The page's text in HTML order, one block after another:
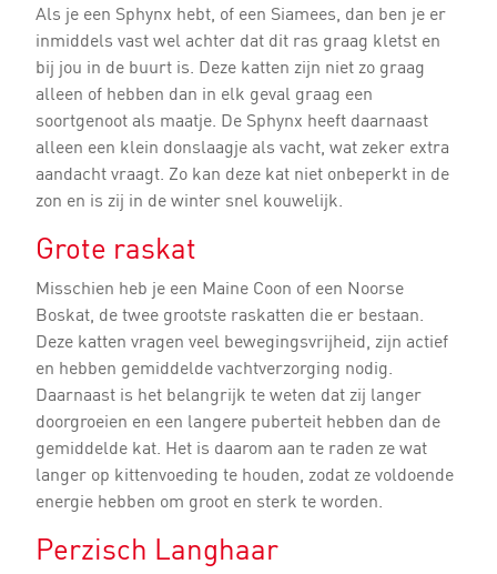
Als je een Sphynx hebt, of een Siamees, dan ben je er
inmiddels vast wel achter dat dit ras graag kletst en
bij jou in de buurt is. Deze katten zijn niet zo graag
alleen of hebben dan in elk geval graag een
soortgenoot als maatje. De Sphynx heeft daarnaast
alleen een klein donslaagje als vacht, wat zeker extra
aandacht vraagt. Zo kan deze kat niet onbeperkt in de
zon en is zij in de winter snel kouwelijk.
Grote raskat
Misschien heb je een Maine Coon of een Noorse
Boskat, de twee grootste raskatten die er bestaan.
Deze katten vragen veel bewegingsvrijheid, zijn actief
en hebben gemiddelde vachtverzorging nodig.
Daarnaast is het belangrijk te weten dat zij langer
doorgroeien en een langere puberteit hebben dan de
gemiddelde kat. Het is daarom aan te raden ze wat
langer op kittenvoeding te houden, zodat ze voldoende
energie hebben om groot en sterk te worden.
Perzisch Langhaar